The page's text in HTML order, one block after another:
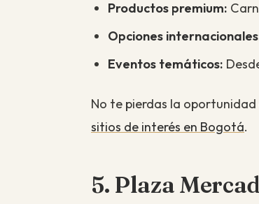
Productos premium:
Opciones
Eventos temáticos:
No te pierdas la
sitios de interés en Bogotá.
5. Plaza